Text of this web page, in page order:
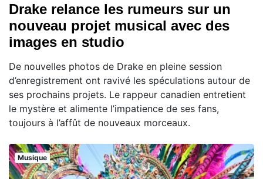
Drake relance les rumeurs sur un
nouveau projet musical avec des
images en studio
De nouvelles photos de Drake en pleine session
d’enregistrement ont ravivé les spéculations autour de
ses prochains projets. Le rappeur canadien entretient
le mystère et alimente l’impatience de ses fans,
toujours à l’affût de nouveaux morceaux.
Musique